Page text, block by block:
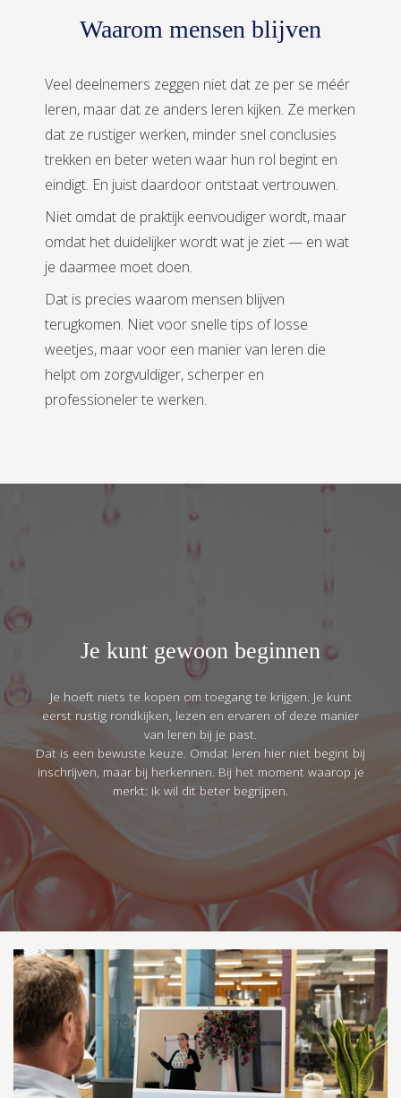
Waarom mensen blijven
Veel deelnemers zeggen niet dat ze per se méér
leren, maar dat ze anders leren kijken. Ze merken
dat ze rustiger werken, minder snel conclusies
trekken en beter weten waar hun rol begint en
eindigt. En juist daardoor ontstaat vertrouwen.
Niet omdat de praktijk eenvoudiger wordt, maar
omdat het duidelijker wordt wat je ziet — en wat
je daarmee moet doen.
Dat is precies waarom mensen blijven
terugkomen. Niet voor snelle tips of losse
weetjes, maar voor een manier van leren die
helpt om zorgvuldiger, scherper en
professioneler te werken.
Je kunt gewoon beginnen
Je hoeft niets te kopen om toegang te krijgen. Je kunt
eerst rustig rondkijken, lezen en ervaren of deze manier
van leren bij je past.
Dat is een bewuste keuze. Omdat leren hier niet begint bij
inschrijven, maar bij herkennen. Bij het moment waarop je
merkt: ik wil dit beter begrijpen.